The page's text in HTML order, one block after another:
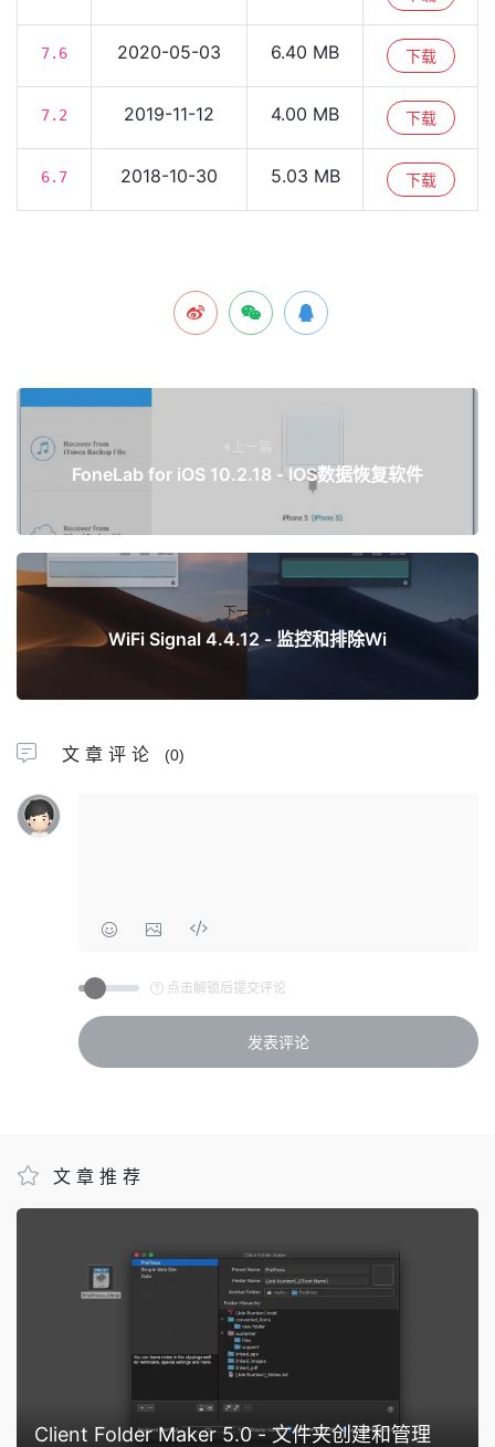
7.6 2020-05-03 6.40 MB 下载
7.2 2019-11-12 4.00 MB 下载
6.7 2018-10-30 5.03 MB 下载
FoneLab for iOS 10.2.18 - IOS数据恢复软件
下一篇
WiFi Signal 4.4.12 - 监控和排除Wi
文章评论 (0)
点击解锁后提交评论
文章推荐
Client Folder Maker 5.0 - 文件夹创建和管理